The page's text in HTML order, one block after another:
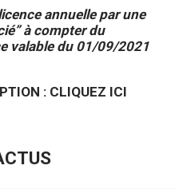
annuelle par une
à compter du
valable du 01/09/2021
: CLIQUEZ ICI